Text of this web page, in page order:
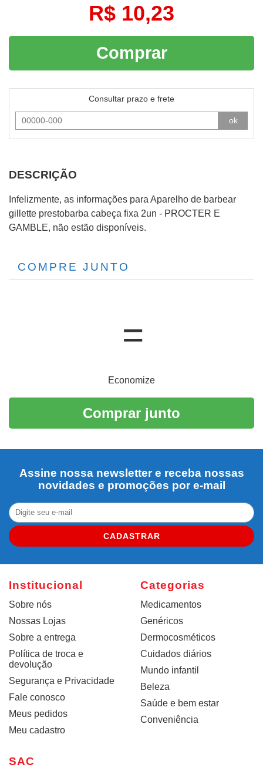
R$ 10,23
Comprar
Consultar prazo e frete
ok
DESCRIÇÃO
Infelizmente, as informações para Aparelho de barbear
gillette prestobarba cabeça fixa 2un - PROCTER E
GAMBLE, não estão disponíveis.
COMPRE JUNTO
Economize
Comprar junto
Assine nossa newsletter e receba nossas
novidades e promoções por e-mail
CADASTRAR
Institucional
Sobre nós
Nossas Lojas
Sobre a entrega
Política de troca e
devolução
Segurança e Privacidade
Fale conosco
Meus pedidos
Meu cadastro
Categorias
Medicamentos
Genéricos
Dermocosméticos
Cuidados diários
Mundo infantil
Beleza
Saúde e bem estar
Conveniência
SAC